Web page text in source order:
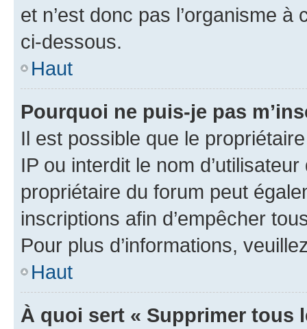
et n’est donc pas l’organisme
ci-dessous.
Haut
Pourquoi ne puis-je pas
Il est possible que le
IP ou interdit le nom
propriétaire du forum peut
inscriptions afin d’empêcher
Pour plus d’informations,
Haut
À quoi sert « Supprimer tous